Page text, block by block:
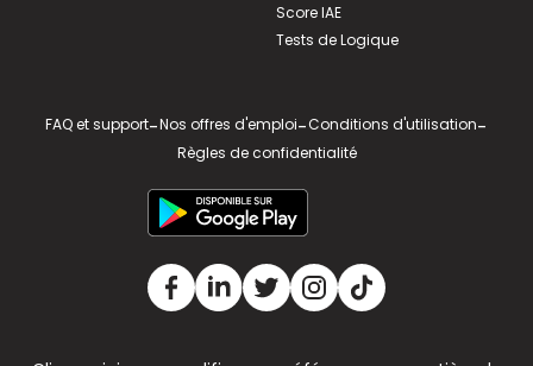
Score IAE
Tests de Logique
FAQ et support-Nos offres d'emploi-Conditions d'utilisation-
Règles de confidentialité